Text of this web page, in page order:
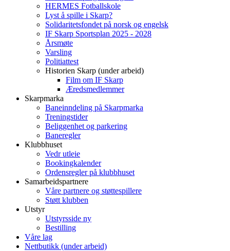
HERMES Fotballskole
Lyst å spille i Skarp?
Solidaritetsfondet på norsk og engelsk
IF Skarp Sportsplan 2025 - 2028
Årsmøte
Varsling
Politiattest
Historien Skarp (under arbeid)
Film om IF Skarp
Æredsmedlemmer
Skarpmarka
Baneinndeling på Skarpmarka
Treningstider
Beliggenhet og parkering
Baneregler
Klubbhuset
Vedr utleie
Bookingkalender
Ordensregler på klubbhuset
Samarbeidspartnere
Våre partnere og støttespillere
Støtt klubben
Utstyr
Utstyrsside ny
Bestilling
Våre lag
Nettbutikk (under arbeid)